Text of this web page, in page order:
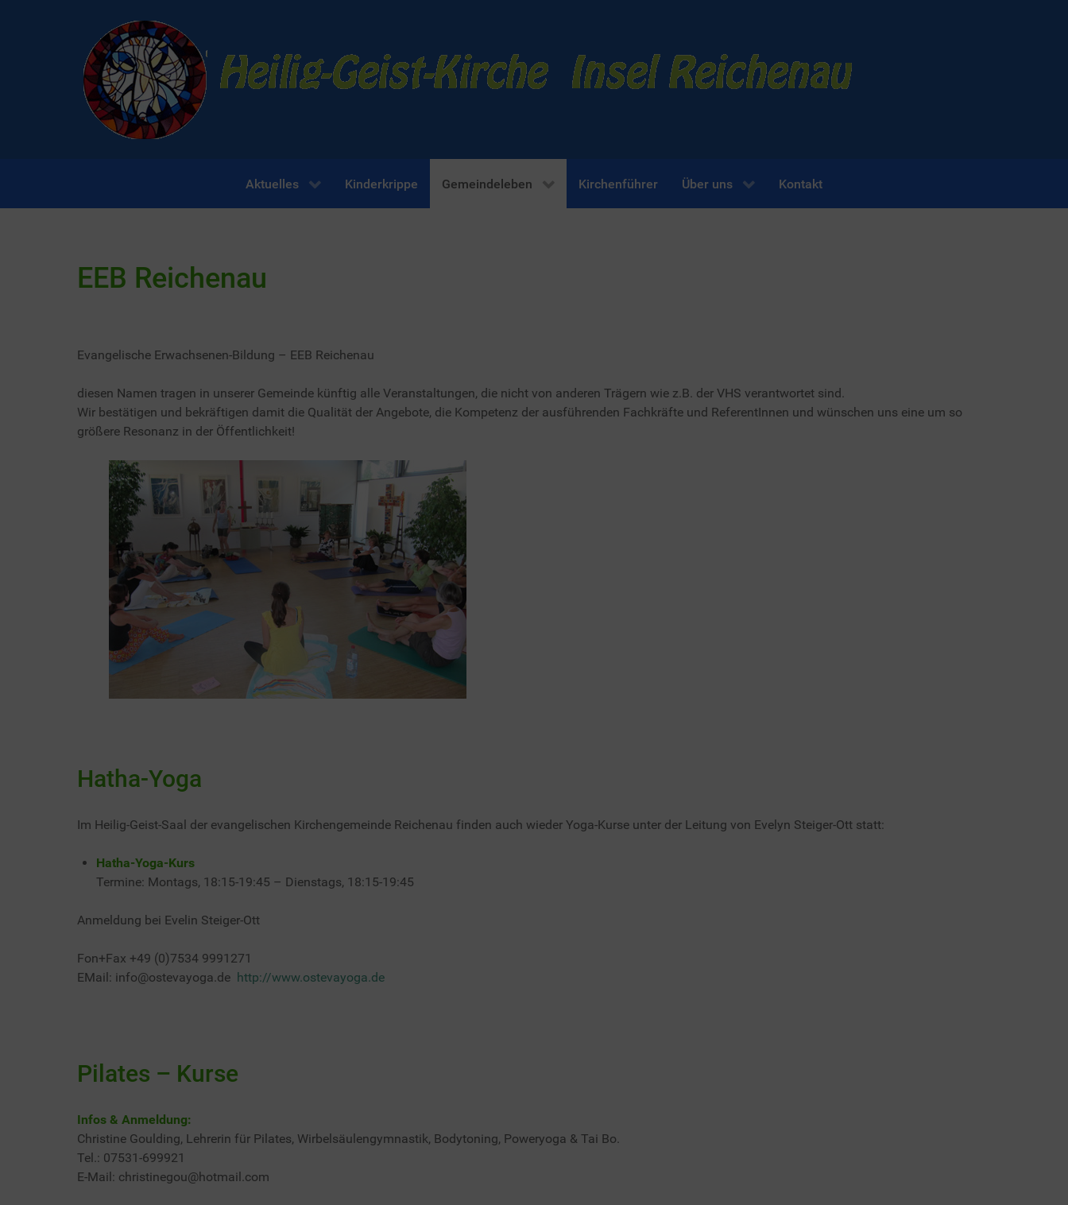
Aktuelles Kinderkrippe Gemeindeleben Kirchenführer Über uns Kontakt
EEB Reichenau
Evangelische Erwachsenen-Bildung – EEB Reichenau
diesen Namen tragen in unserer Gemeinde künftig alle Veranstaltungen, die nicht von anderen Trägern wie z.B. der VHS verantwortet sind.
Wir bestätigen und bekräftigen damit die Qualität der Angebote, die Kompetenz der ausführenden Fachkräfte und ReferentInnen und wünschen uns eine um so
größere Resonanz in der Öffentlichkeit!
Hatha-Yoga
Im Heilig-Geist-Saal der evangelischen Kirchengemeinde Reichenau finden auch wieder Yoga-Kurse unter der Leitung von Evelyn Steiger-Ott statt:
Hatha-Yoga-Kurs
Termine: Montags, 18:15-19:45 – Dienstags, 18:15-19:45
Anmeldung bei Evelin Steiger-Ott
Fon+Fax +49 (0)7534 9991271
EMail: info@ostevayoga.de http://www.ostevayoga.de
Pilates – Kurse
Infos & Anmeldung:
Christine Goulding, Lehrerin für Pilates, Wirbelsäulengymnastik, Bodytoning, Poweryoga & Tai Bo.
Tel.: 07531-699921
E-Mail: christinegou@hotmail.com